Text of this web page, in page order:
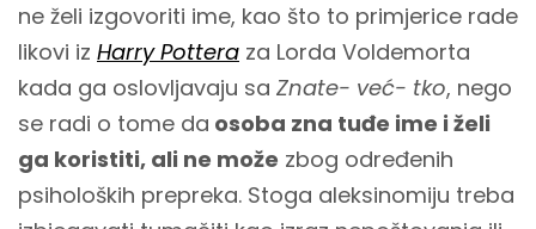
ne želi izgovoriti ime, kao što to primjerice rade
likovi iz Harry Pottera za Lorda Voldemorta
kada ga oslovljavaju sa Znate- već- tko, nego
se radi o tome da osoba zna tuđe ime i želi
ga koristiti, ali ne može zbog određenih
psiholoških prepreka. Stoga aleksinomiju treba